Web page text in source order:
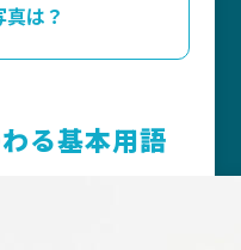
は？
る基本用語